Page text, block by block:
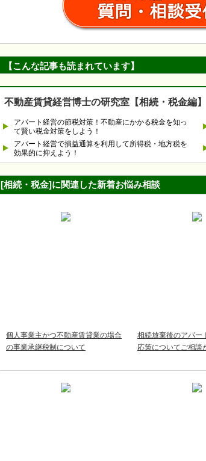
【こんな記事も読まれています】
不動産賃貸経営博士の研究室【相続・税金編】
アパート経営の節税対策！不動産にかかる税金を知っ
て賢い税金対策をしよう！
アパート経営で損益通算を利用して所得税・地方税を
効果的に抑えよう！
[相続・税金]に関連した新着お悩み相談
個人事業主かつ不動産賃貸業の場合
の事業承継税制について
相続放棄後のアパー
応策についてご相談